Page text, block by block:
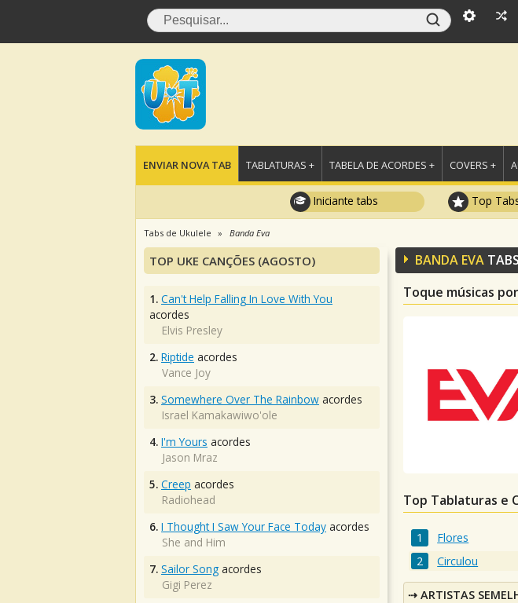
ENVIAR NOVA TAB TABLATURAS + TABELA DE ACORDES + COVERS +
Iniciante tabs Top
Tabs de Ukulele Banda Eva
BANDA EVA
Toque músicas
Top Tablaturas e
Flores
Circulou
ARTISTAS
TOP UKE CANÇÕES (AGOSTO)
1. Can't Help Falling In Love With You
acordes
Elvis Presley
2. Riptide acordes
Vance Joy
3. Somewhere Over The Rainbow acordes
Israel Kamakawiwo'ole
4. I'm Yours acordes
Jason Mraz
5. Creep acordes
Radiohead
6. I Thought I Saw Your Face Today acordes
She and Him
7. Sailor Song acordes
Gigi Perez